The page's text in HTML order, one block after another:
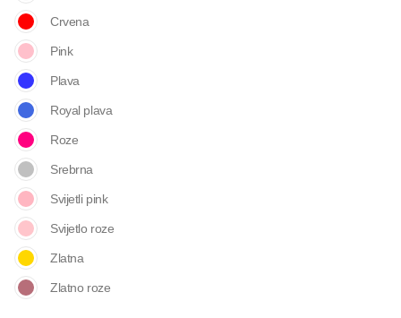
Crvena
Pink
Plava
Royal plava
Roze
Srebrna
Svijetli pink
Svijetlo roze
Zlatna
Zlatno roze